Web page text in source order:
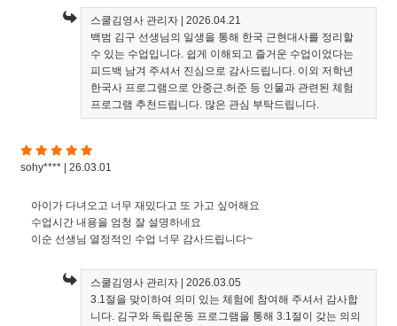
스쿨김영사 관리자| 2026.04.21
백범 김구 선생님의 일생을 통해 한국 근현대사를 정리할
수 있는 수업입니다. 쉽게 이해되고 즐거운 수업이었다는
피드백 남겨 주셔서 진심으로 감사드립니다. 이외 저학년
한국사 프로그램으로 안중근.허준 등 인물과 관련된 체험
프로그램 추천드립니다. 많은 관심 부탁드립니다.
sohy**** | 26.03.01
아이가 다녀오고 너무 재밌다고 또 가고 싶어해요
수업시간 내용을 엄청 잘 설명하네요
이순 선생님 열정적인 수업 너무 감사드립니다~
스쿨김영사 관리자| 2026.03.05
3.1절을 맞이하여 의미 있는 체험에 참여해 주셔서 감사합
니다. 김구와 독립운동 프로그램을 통해 3.1절이 갖는 의의